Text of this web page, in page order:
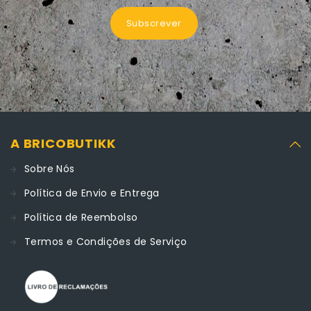
Subscrever
A BRICOBUTIKK
Sobre Nós
Política de Envio e Entrega
Política de Reembolso
Termos e Condições de Serviço